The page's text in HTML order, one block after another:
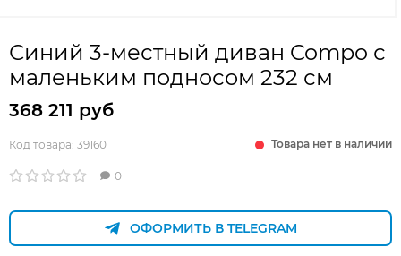
Синий 3-местный диван Compo с
маленьким подносом 232 см
368 211 руб
Код товара: 39160 Товара нет в наличии
0
ОФОРМИТЬ В TELEGRAM